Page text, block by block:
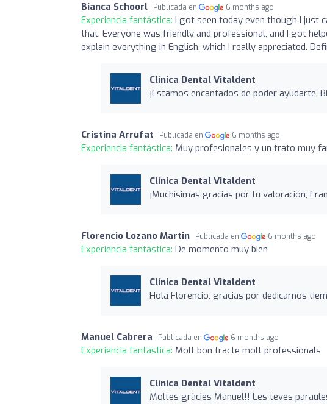
Bianca Schoorl Publicada en 6 months ago
Experiencia fantástica: I got seen today even though I just
that. Everyone was friendly and professional, and I got
explain everything in English, which I really appreciated.
Clínica Dental Vitaldent
¡Estamos encantados de poder ayudarte,
Cristina Arrufat Publicada en 6 months ago
Experiencia fantástica: Muy profesionales y un trato muy
Clínica Dental Vitaldent
¡Muchísimas gracias por tu valoración,
Florencio Lozano Martin Publicada en 6 months ago
Experiencia fantástica: De momento muy bien
Clínica Dental Vitaldent
Hola Florencio, gracias por dedicarnos
Manuel Cabrera Publicada en 6 months ago
Experiencia fantástica: Molt bon tracte molt professionals
Clínica Dental Vitaldent
Moltes gràcies Manuel!! Les teves